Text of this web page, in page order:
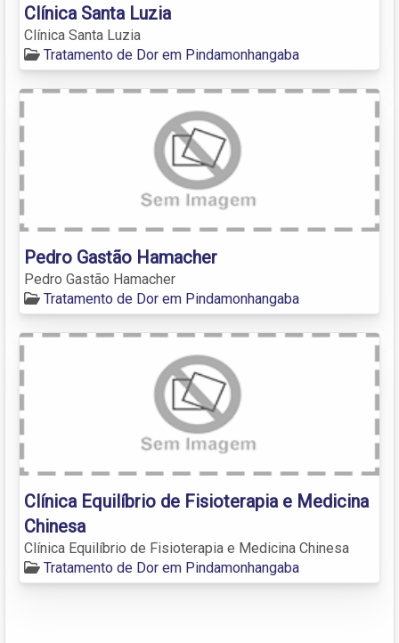
Clínica Santa Luzia
Clínica Santa Luzia
Tratamento de Dor em Pindamonhangaba
Pedro Gastão Hamacher
Pedro Gastão Hamacher
Tratamento de Dor em Pindamonhangaba
Clínica Equilíbrio de Fisioterapia e Medicina
Chinesa
Clínica Equilíbrio de Fisioterapia e Medicina Chinesa
Tratamento de Dor em Pindamonhangaba